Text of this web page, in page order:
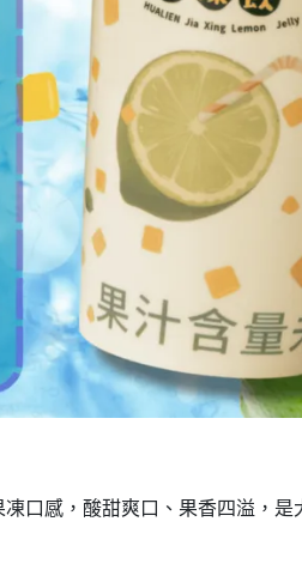
口感，酸甜爽口、果香四溢，是